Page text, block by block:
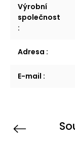
Výrobní
společnost
:
Adresa :
E-mail :
Previous